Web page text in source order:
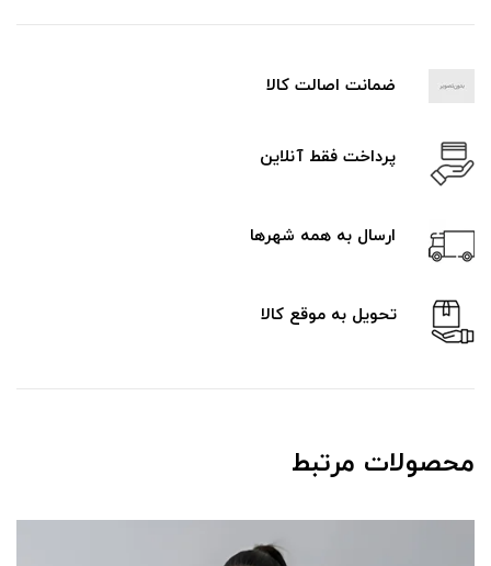
ضمانت اصالت کالا
پرداخت فقط آنلاین
ارسال به همه شهرها
تحویل به موقع کالا
محصولات مرتبط